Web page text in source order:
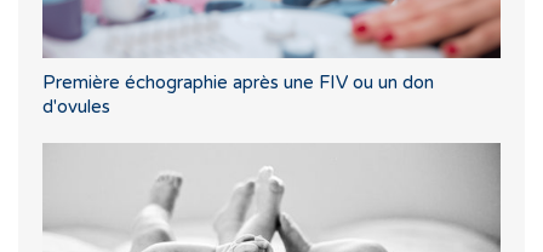
Première échographie après une FIV ou un don
d'ovules